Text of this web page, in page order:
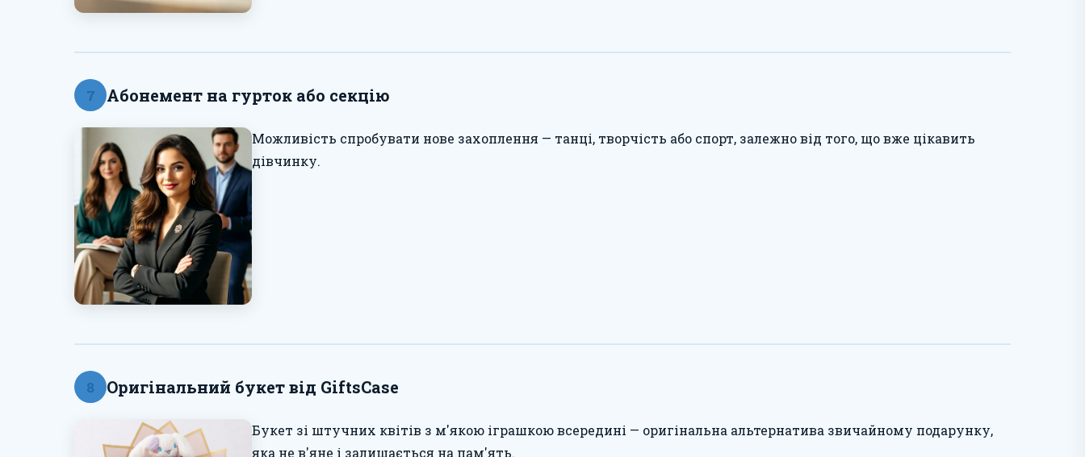
7 Абонемент на гурток або секцію
Можливість спробувати нове захоплення — танці, творчість або спорт, залежно від того, що вже цікавить
дівчинку.
8 Оригінальний букет від GiftsCase
Букет зі штучних квітів з м'якою іграшкою всередині — оригінальна альтернатива звичайному подарунку,
яка не в'яне і залишається на пам'ять.